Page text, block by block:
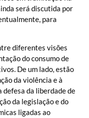
será discutida por
para
diferentes visões
do consumo de
De um lado, estão
da violência e à
defesa da liberdade de
da legislação e do
ligadas ao